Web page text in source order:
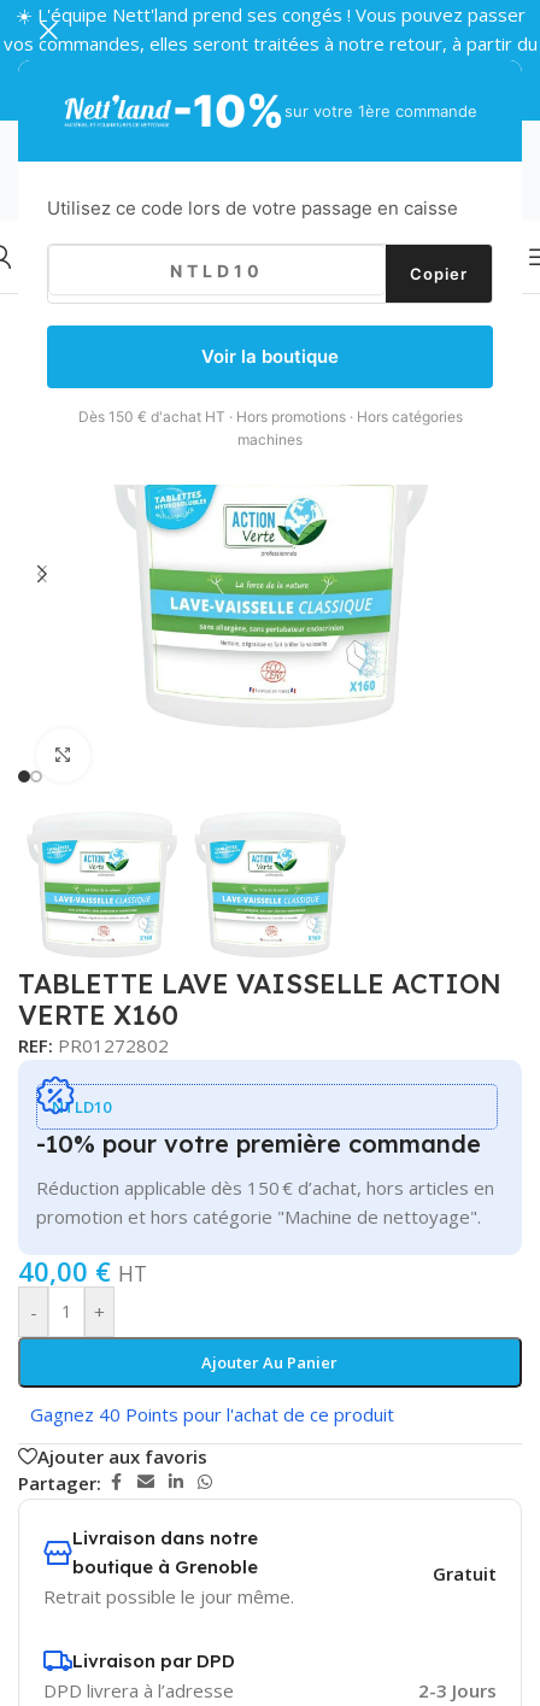
-10%sur votre 1ère commande
Utilisez ce code lors de votre passage en caisse
Copier
Voir la boutique
Dès 150 € d'achat HT · Hors promotions · Hors catégories
machines
☀️ L'équipe Nett'land prend ses congés ! Vous pouvez passer
vos commandes, elles seront traitées à notre retour, à partir du
TABLETTE LAVE VAISSELLE ACTION
VERTE X160
REF: PR01272802
NTLD10
-10% pour votre première commande
Réduction applicable dès 150 € d’achat, hors articles en
promotion et hors catégorie "Machine de nettoyage".
40,00 € HT
- +
Ajouter Au Panier
Gagnez 40 Points pour l'achat de ce produit
Ajouter aux favoris
Partager:
Livraison dans notre
boutique à Grenoble
Retrait possible le jour même.
Gratuit
Livraison par DPD
DPD livrera à l’adresse
2-3 Jours